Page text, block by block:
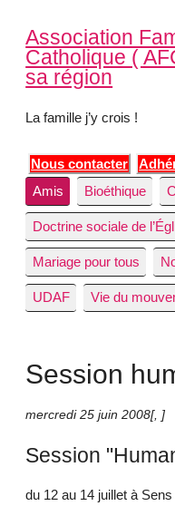
Association
Catholique (
sa région
La famille j’y crois !
Nous contacter
Amis
Bioéthique
Doctrine sociale de
Mariage pour tous
UDAF Vie du
Session
mercredi 25 juin 2008[, ]
Session
du 12 au 14 juillet à